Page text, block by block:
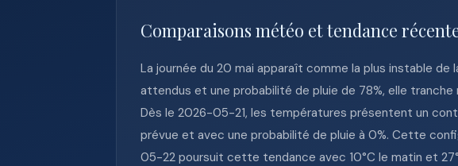
Comparaisons météo et tendance
La journée du 20 mai apparaît comme la plus instable de
attendus et une probabilité de pluie de 78%, elle
Dès le 2026-05-21, les températures présentent un
prévue et avec une probabilité de pluie à 0%. Cette
05-22 poursuit cette tendance avec 10°C le matin et